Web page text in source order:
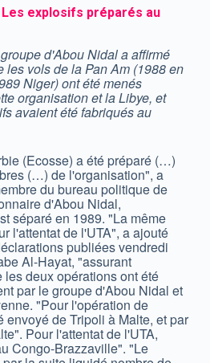
explosifs préparés au
d'Abou Nidal a affirmé
les vols de la Pan Am (1988 en
Niger) ont été menés
organisation et la Libye, et
avaient été fabriqués au
(Ecosse) a été préparé (…)
(…) de l'organisation", a
du bureau politique de
d'Abou Nidal,
séparé en 1989. "La même
l'attentat de l'UTA", a ajouté
publiées vendredi
Al-Hayat, "assurant
deux opérations ont été
par le groupe d'Abou Nidal et
"Pour l'opération de
envoyé de Tripoli à Malte, et par
Pour l'attentat de l'UTA,
Congo-Brazzaville". "Le